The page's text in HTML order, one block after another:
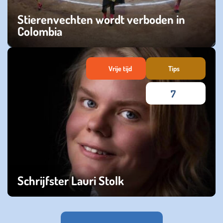
Stierenvechten wordt verboden in
Colombia
vrijdag 31 mei 2024
Schrijfster Lauri Stolk
Vrije tijd Tips
7